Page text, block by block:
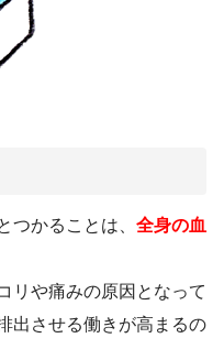
つかることは、 全身の血
リや痛みの原因となって
出させる働きが高まるの